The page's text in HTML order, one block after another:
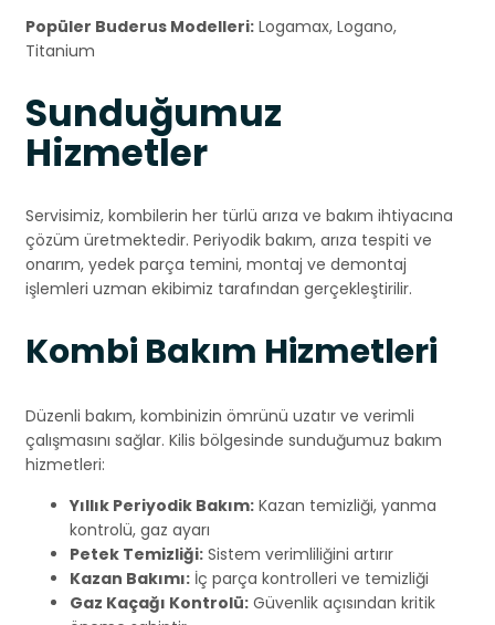
Popüler Buderus Modelleri: Logamax, Logano,
Titanium
Sunduğumuz
Hizmetler
Servisimiz, kombilerin her türlü arıza ve bakım ihtiyacına
çözüm üretmektedir. Periyodik bakım, arıza tespiti ve
onarım, yedek parça temini, montaj ve demontaj
işlemleri uzman ekibimiz tarafından gerçekleştirilir.
Kombi Bakım Hizmetleri
Düzenli bakım, kombinizin ömrünü uzatır ve verimli
çalışmasını sağlar. Kilis bölgesinde sunduğumuz bakım
hizmetleri:
Yıllık Periyodik Bakım: Kazan temizliği, yanma
kontrolü, gaz ayarı
Petek Temizliği: Sistem verimliliğini artırır
Kazan Bakımı: İç parça kontrolleri ve temizliği
Gaz Kaçağı Kontrolü: Güvenlik açısından kritik